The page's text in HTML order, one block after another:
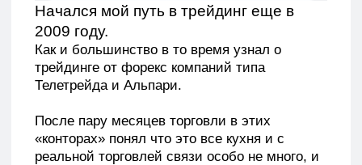
После пару месяцев торговли в этих
«конторах» понял что это все кухня и с
реальной торговлей связи особо не много, и
надо искать нормальную компанию которая
торгует на настоящем рынке. И на просторах
интернета нашел молодую компанию А-лаб,
которая занималась торговлей на реальном
был набор новых трейдеров, чем я и
воспользовался.